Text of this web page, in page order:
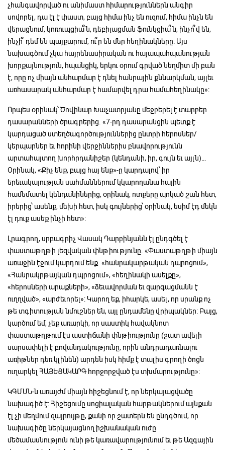
չհանգավորված ու անիմաստ հիմարություններն անգիր
սովորել, դա էլ է փաստ, բայց հիմա ինչ են ուզում, հիմա ինչն են
վերացնում, կոռուպցիա՞ն, դեբիլացման ֆունկցիա՞ն, ինչո՞վ են,
ինչի՞ դեմ են պայքարում, ու՞ր են մեր հեղինակները: Այս
նախագծում չկա հայրենասիրական ու հայապահպանության
խորքայնություն, հպանցիկ, երկու օրում գրված նեղմիտ մի բան
է, որը ոչ միայն անհարմար է դնել հանրային քննարկման, այլեւ
առհասարակ անհարմար է համարվել դրա համահեղինակը»:
Որպես օրինակ՝ Ծովինար Խաչատրյանը մեջբերել է տարբեր
դասարանների ծրագրերից. «7-րդ դասարանցին պետք է
կարդացած ստեղծագործություններից ընտրի հերոսներ/
կերպարներ եւ հորինի վերջիններիս բնավորությունն
արտահայտող խորհրդանիշեր (կենդանի, իր, գույն եւ այլն)…
Օրինակ, «Քիչ ենք, բայց հայ ենք»-ը կարդալով՝ իր
երեւակայության սահմաններում կկարողանա հային
համեմատել կենդանիներից, օրինակ, ոտքերը պոկած շան հետ,
իրերից՝ ասենք, մեխի հետ, իսկ գույներից՝ օրինակ, եսիմ էդ մեկն
էլ դուք ասեք ինչի հետ»:
Լրագրող, սրբագրիչ Վասակ Դարբինյանն էլ ընդգծել է
փաստաթղթի լեզվական փնթիությունը. «Փաստաթղթի միայն
առաջին էջում կարդում ենք. «հանրակարթական դպրոցում»,
«Հանրակրթայկան դպրոցում», «հեղինակի ասելքը»,
«հերոսների արաքների», «ձեւավորման եւ զարգացմանն է
ուղղված», «արժեւորել»: Կարող եք, իհարկե, ասել, որ սրանք ոչ
թե տգիտության նմուշներ են, այլ ընդամենը վրիպակներ: Բայց,
կարծում եմ, չեք առարկի, որ սաստիկ հավակնոտ
փաստաթղթում էս աստիճանի փնթիությունը (շատ ավելի
սարսափելի է բովանդակությունը, որին անդրադառնալու
առիթներ դեռ կլինեն) արդեն իսկ հիմք է տալիս գրողի ծոցն
ուղարկել ՀԱՅԵՑԱԿԱՐԳ հորջորջված էս տխմարությունը»:
ԿԳՄՍՆ-ն առայժմ միայն հիշեցնում է, որ ներկայացվածը
նախագիծ է: Հիշեցումը սոցիալական հարթակներում այնքան
էլ չի մեղմում զայրույթը, քանի որ շատերն են ընդգծում, որ
նախագիծը ներկայացնող իշխանական ուժը
մեծամասնություն ունի թե կառավարությունում եւ թե Ազգային